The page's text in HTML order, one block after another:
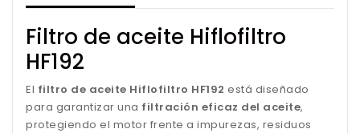
Filtro de aceite Hiflofiltro
HF192
El filtro de aceite Hiflofiltro HF192 está diseñado
para garantizar una filtración eficaz del aceite,
protegiendo el motor frente a impurezas, residuos